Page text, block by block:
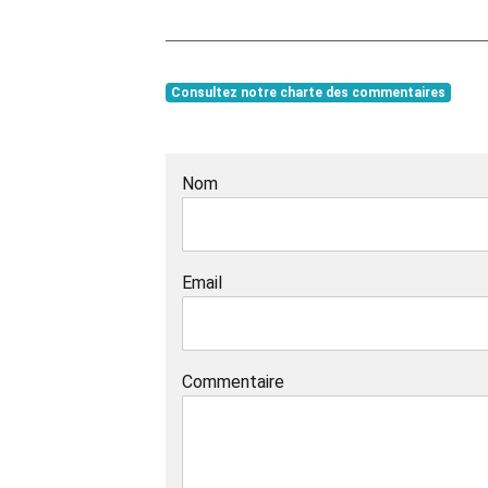
Consultez notre charte des commentaires
Nom
Email
Commentaire